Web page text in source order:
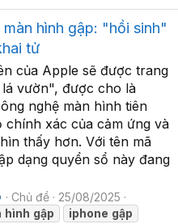
hình gập: "hồi sinh"
tử
của Apple sẽ được trang
vườn", được cho là
nghệ màn hình tiên
chính xác của cảm ứng và
thấy hơn. Với tên mã
dạng quyển sổ này đang
Chủ đề
25/08/2025
hình gập iphone gập